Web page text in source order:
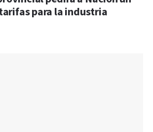
para la industria